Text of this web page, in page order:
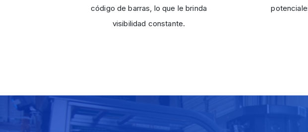
código de barras, lo que le brinda
visibilidad constante.